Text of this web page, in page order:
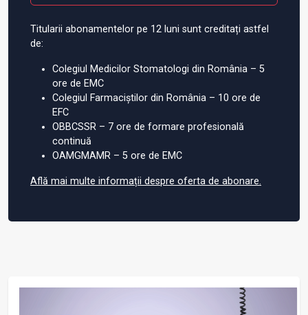
Titularii abonamentelor pe 12 luni sunt creditați astfel
de:
Colegiul Medicilor Stomatologi din România – 5
ore de EMC
Colegiul Farmaciștilor din România – 10 ore de
EFC
OBBCSSR – 7 ore de formare profesională
continuă
OAMGMAMR – 5 ore de EMC
Află mai multe informații despre oferta de abonare.